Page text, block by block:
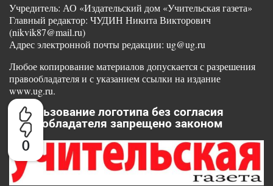
0
Учредитель: АО «Издательский дом «Учительская газета»
Главный редактор: ЧУДИН Никита Викторович
(nikvik87@mail.ru)
Адрес электронной почты редакции: ug@ug.ru
Любое копирование материалов допускается с разрешения
правообладателя и с указанием ссылки на издание
www.ug.ru.
Использование логотипа без согласия
правообладателя запрещено законом